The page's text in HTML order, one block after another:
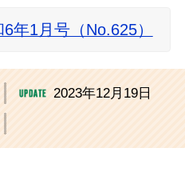
年1月号（No.625）
2023年12月19日